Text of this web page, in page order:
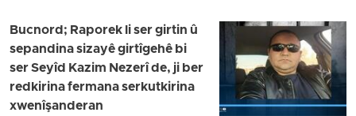
Bucnord; Raporek li ser girtin û
sepandina sizayê girtîgehê bi
ser Seyîd Kazim Nezerî de, ji ber
redkirina fermana serkutkirina
xwenîşanderan